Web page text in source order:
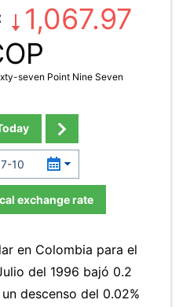
1,067.97
seven Point Nine Seven
exchange rate
en Colombia para el
del 1996 bajó 0.2
descenso del 0.02%